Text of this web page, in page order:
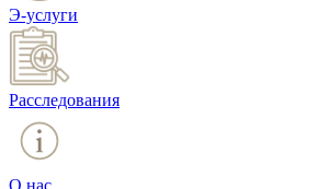
Э-услуги
Расследования
О нас